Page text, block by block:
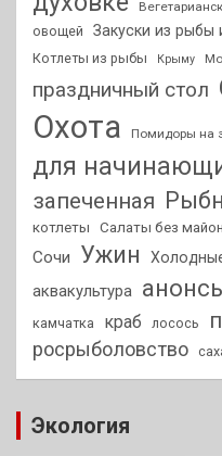
овощей
Закуски из рыбы
Котлеты из рыбы Крыму
праздничный стол
Охота Помидоры на
для
запеченная
котлеты
Салаты без
Сочи
Ужин
аквакультура
камчатка краб лосось
росрыболовство
Экология